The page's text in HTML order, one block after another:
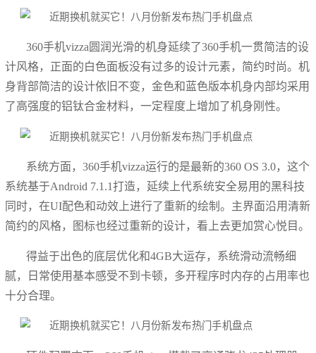
360手机vizza圆润光滑的机身延续了360手机一贯简洁的设
计风格，正面的白色面板没有过多的设计元素，简约时尚。机
身背部简洁的设计依旧不变，金色和蓝色版本机身内部均采用
了高强度的铝钛合金材料，一定程度上增加了机身刚性。
系统方面，360手机vizza运行的是最新的360 OS 3.0，这个
系统基于Android 7.1.1打造，延续上代系统安全易用的黑科技
同时，在UI配色和动效上进行了重新的绘制。主界面沿用清新
简约的风格，图标也经过重新的设计，看上去更加赏心悦目。
得益于出色的底层优化和4GB大运存，系统滑动流畅细
腻，日常使用基本感受不到卡顿，多开程序时内存的占用率也
十分合理。